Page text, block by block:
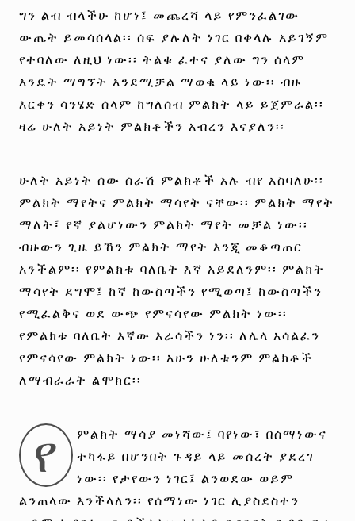
ግን ልብ ብላችሁ ከሆነ፤ መጨረሻ ላይ የምንፈልገው
ውጤት ይመሳሰላል፡፡ ሰፍ ያሉለት ነገር በቀላሉ አይገኝም
የተባለው ለዚህ ነው፡፡ ትልቁ ፈተና ያለው ግን ሰላም
እንዴት ማግኘት እንደሚቻል ማወቁ ላይ ነው፡፡ ብዙ
እርቀን ሳንሄድ ሰላም ከግለሰብ ምልክት ላይ ይጀምራል፡፡
ዛሬ ሁለት አይነት ምልክቶችን አብረን እናያለን፡፡
ሁለት አይነት ሰው ሰራሽ ምልክቶች አሉ ብየ አስባለሁ፡፡
ምልክት ማየትና ምልክት ማሳየት ናቸው፡፡ ምልክት ማየት
ማለት፤ የኛ ያልሆነውን ምልክት ማየት መቻል ነው፡፡
ብዙውን ጊዜ ይኸን ምልክት ማየት እንጂ መቆጣጠር
አንችልም፡፡ የምልክቱ ባለቤት እኛ አይደለንም፡፡ ምልክት
ማሳየት ደግሞ፤ ከኛ ከውስጣችን የሚወጣ፤ ከውስጣችን
የሚፈልቅና ወደ ውጭ የምናሳየው ምልክት ነው፡፡
የምልክቱ ባለቤት እኛው እራሳችን ነን፡፡ ለሌላ አሳልፈን
የምናሳየው ምልክት ነው፡፡ አሁን ሁለቱንም ምልክቶች
ለማብራራት ልሞክር፡፡
የ
ምልክት ማሳያ መነሻው፤ ባየነው፣ በሰማነውና
ተካፋይ በሆንበት ጉዳይ ላይ መሰረት ያደረገ
ነው፡፡ የታየውን ነገር፤ ልንወደው ወይም
ልንጠላው እንችላለን፡፡ የሰማነው ነገር ሊያስደስተን